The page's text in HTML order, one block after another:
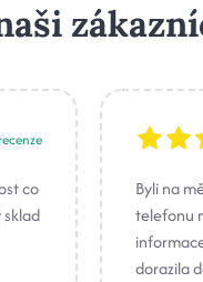
co
sklad
Byli na
telefonu
dorazila